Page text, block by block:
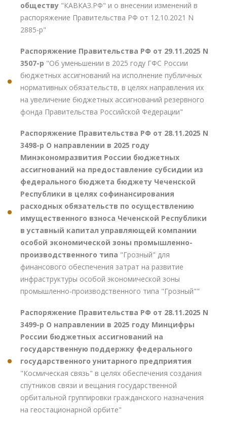
обществу "КАВКАЗ.РФ" и о внесении изменений в
распоряжение Правительства РФ от 12.10.2021 N
2885-р"
Распоряжение Правительства РФ от 29.11.2025 N
3507-р "Об уменьшении в 2025 году ГФС России
бюджетных ассигнований на исполнение публичных
нормативных обязательств, в целях направления их
на увеличение бюджетных ассигнований резервного
фонда Правительства Российской Федерации"
Распоряжение Правительства РФ от 28.11.2025 N
3498-р О направлении в 2025 году
Минэкономразвития России бюджетных
ассигнований на предоставление субсидии из
федерального бюджета бюджету Чеченской
Республики в целях софинансирования
расходных обязательств по осуществлению
имущественного взноса Чеченской Республики
в уставный капитал управляющей компании
особой экономической зоны промышленно-
производственного типа "Грозный" для
финансового обеспечения затрат на развитие
инфраструктуры особой экономической зоны
промышленно-производственного типа "Грозный""
Распоряжение Правительства РФ от 28.11.2025 N
3499-р О направлении в 2025 году Минцифры
России бюджетных ассигнований на
государственную поддержку федерального
государственного унитарного предприятия
"Космическая связь" в целях обеспечения создания
спутников связи и вещания государственной
орбитальной группировки гражданского назначения
на геостационарной орбите"